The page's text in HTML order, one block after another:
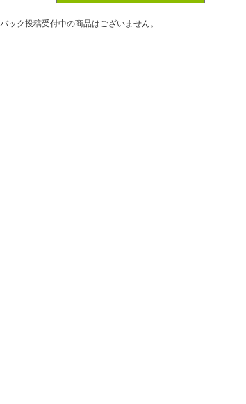
ック投稿受付中の商品はございません。